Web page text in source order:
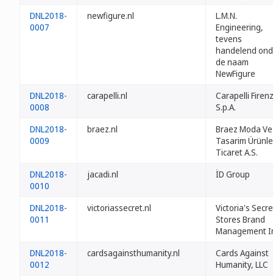
DNL2018-
0007
newfigure.nl
L.M.N.
Engineering,
tevens
handelend
de naam
NewFigure
DNL2018-
0008
carapelli.nl
Carapelli
S.p.A.
DNL2018-
0009
braez.nl
Braez Moda Ve
Tasarim
Ticaret A.S.
DNL2018-
0010
jacadi.nl ÏD Group
DNL2018-
0011
victoriassecret.nl
Victoria's
Stores Brand
Management
DNL2018-
0012
cardsagainsthumanity.nl
Cards Against
Humanity, LLC